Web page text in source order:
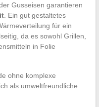
Gusseisen garantieren
. Ein gut gestaltetes
für ein
da es sowohl Grillen,
in Folie
ohne komplexe
als umweltfreundliche